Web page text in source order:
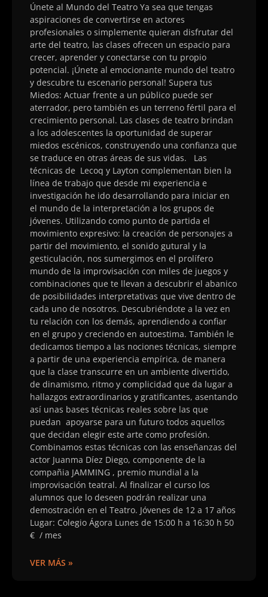
Únete al Mundo del Teatro Ya sea que tengas
aspiraciones de convertirse en actores
profesionales o simplemente quieran disfrutar del
arte del teatro, las clases ofrecen un espacio para
crecer, aprender y conectarse con tu propio
potencial. ¡Únete al emocionante mundo del teatro
y descubre tu escenario personal! Supera tus
Miedos: Actuar frente a un público puede ser
aterrador, pero también es un terreno fértil para el
crecimiento personal. Las clases de teatro brindan
a los adolescentes la oportunidad de superar
miedos escénicos, construyendo una confianza que
se traduce en otras áreas de sus vidas. Las
técnicas de Lecoq y Layton complementan bien la
línea de trabajo que desde mi experiencia e
investigación he ido desarrollando para iniciar en
el mundo de la interpretación a los grupos de
jóvenes. Utilizando como punto de partida el
movimiento expresivo: la creación de personajes a
partir del movimiento, el sonido gutural y la
gesticulación, nos sumergimos en el prolífero
mundo de la improvisación con miles de juegos y
combinaciones que te llevan a descubrir el abanico
de posibilidades interpretativas que vive dentro de
cada uno de nosotros. Descubriéndote a la vez en
tu relación con los demás, aprendiendo a confiar
en el grupo y creciendo en autoestima. También le
dedicamos tiempo a las nociones técnicas, siempre
a partir de una experiencia empírica, de manera
que la clase transcurre en un ambiente divertido,
de dinamismo, ritmo y complicidad que da lugar a
hallazgos extraordinarios y gratificantes, asentando
así unas bases técnicas reales sobre las que
puedan apoyarse para un futuro todos aquellos
que decidan elegir este arte como profesión.
Combinamos estas técnicas con las enseñanzas del
actor Juanma Díez Diego, componente de la
compañia JAMMING , premio mundial a la
improvisación teatral. Al finalizar el curso los
alumnos que lo deseen podrán realizar una
demostración en el Teatro. Jóvenes de 12 a 17 años
Lugar: Colegio Ágora Lunes de 15:00 h a 16:30 h 50
€ / mes
VER MÁS »